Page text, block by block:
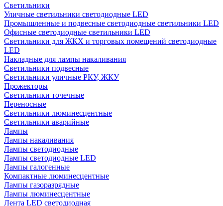
Светильники
Уличные светильники светодиодные LED
Промышленные и подвесные светодиодные светильники LED
Офисные светодиодные светильники LED
Светильники для ЖКХ и торговых помещений светодиодные
LED
Накладные для лампы накаливания
Светильники подвесные
Светильники уличные РКУ, ЖКУ
Прожекторы
Cветильники точечные
Переносные
Светильники люминесцентные
Светильники аварийные
Лампы
Лампы накаливания
Лампы светодиодные
Лампы светодиодные LED
Лампы галогенные
Компактные люминесцентные
Лампы газоразрядные
Лампы люминесцентные
Лента LED светодиодная